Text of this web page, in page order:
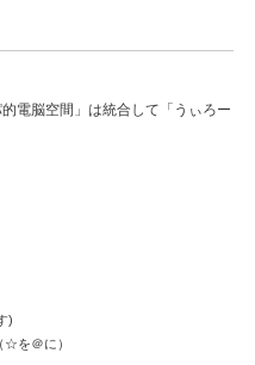
電脳空間」は統合して「うぃろー
)
を＠に）